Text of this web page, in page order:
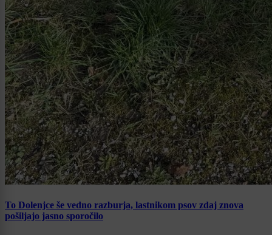
To Dolenjce še vedno razburja, lastnikom psov zdaj znova
pošiljajo jasno sporočilo